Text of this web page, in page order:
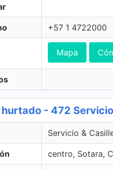
+57 1 4722000
Mapa
- 472
Servicio &
centro, Sotara,